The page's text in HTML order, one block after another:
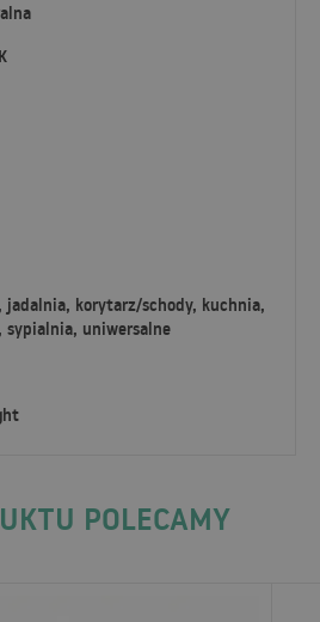
jadalnia, korytarz/schody, kuchnia,
sypialnia, uniwersalne
POLECAMY